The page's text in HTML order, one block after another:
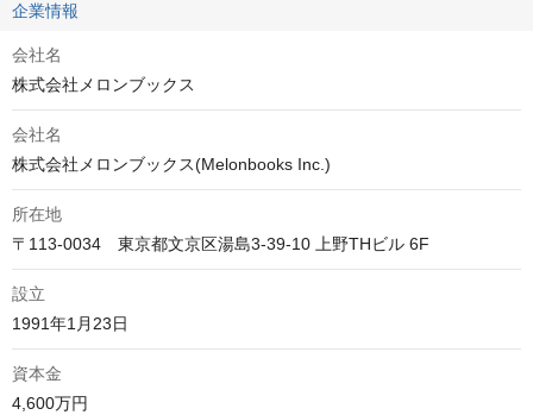
企業情報
会社名
株式会社メロンブックス
会社名
株式会社メロンブックス(Melonbooks Inc.)
所在地
〒113-0034　東京都文京区湯島3-39-10 上野THビル 6F
設立
1991年1月23日
資本金
4,600万円